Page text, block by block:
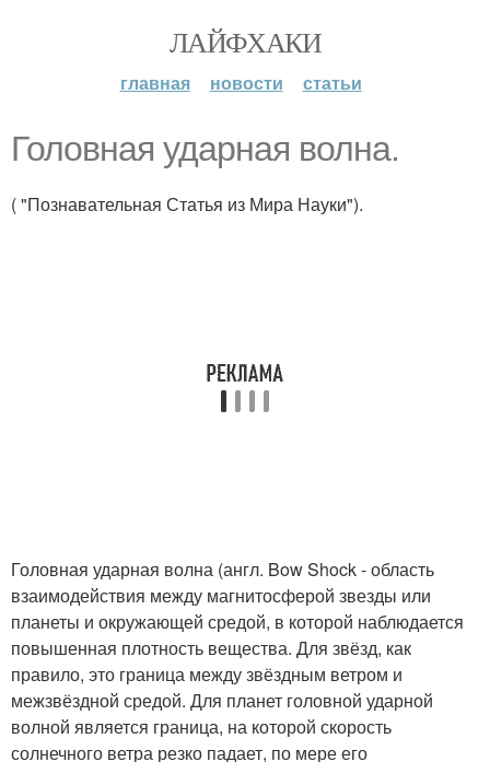
ЛАЙФХАКИ
главная новости статьи
Головная ударная волна.
( "Познавательная Статья из Мира Науки").
Головная ударная волна (англ. Bow Shock - область
взаимодействия между магнитосферой звезды или
планеты и окружающей средой, в которой наблюдается
повышенная плотность вещества. Для звёзд, как
правило, это граница между звёздным ветром и
межзвёздной средой. Для планет головной ударной
волной является граница, на которой скорость
солнечного ветра резко падает, по мере его